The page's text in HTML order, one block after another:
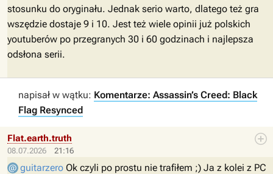
stosunku do oryginału. Jednak serio warto, dlatego też gra
wszędzie dostaje 9 i 10. Jest też wiele opinii już polskich
youtuberów po przegranych 30 i 60 godzinach i najlepsza
odsłona serii.
napisał w wątku: Komentarze: Assassin’s Creed: Black
Flag Resynced
08.07.2026 21:16
Flat.earth.truth
guitarzero Ok czyli po prostu nie trafiłem ;) Ja z kolei z PC